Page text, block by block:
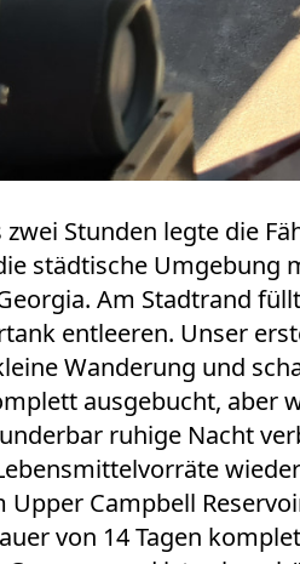
Stunden legte die
städtische
Am Stadtrand
entleeren. Unser
Wanderung und
ausgebucht, aber
ruhige Nacht
Campbell
von 14 Tagen